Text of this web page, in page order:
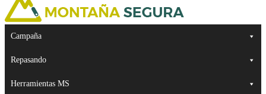
Campaña
Repasando
Herramientas MS